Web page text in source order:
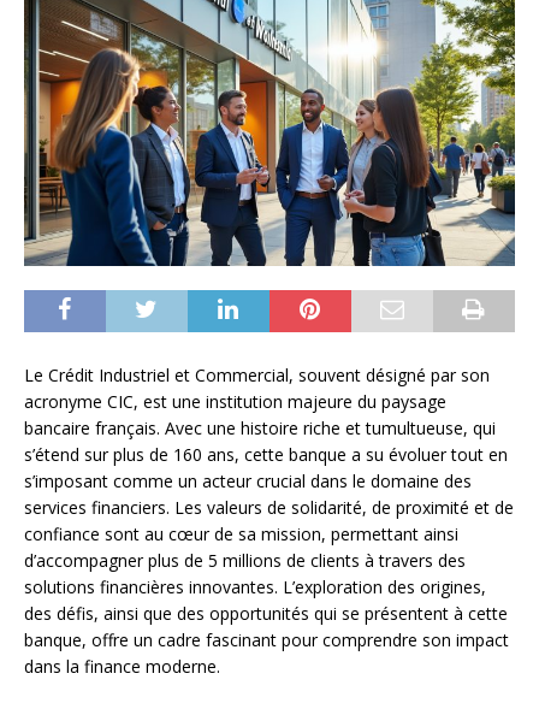
Le Crédit Industriel et Commercial, souvent désigné par son
acronyme CIC, est une institution majeure du paysage
bancaire français. Avec une histoire riche et tumultueuse, qui
s’étend sur plus de 160 ans, cette banque a su évoluer tout en
s’imposant comme un acteur crucial dans le domaine des
services financiers. Les valeurs de solidarité, de proximité et de
confiance sont au cœur de sa mission, permettant ainsi
d’accompagner plus de 5 millions de clients à travers des
solutions financières innovantes. L’exploration des origines,
des défis, ainsi que des opportunités qui se présentent à cette
banque, offre un cadre fascinant pour comprendre son impact
dans la finance moderne.